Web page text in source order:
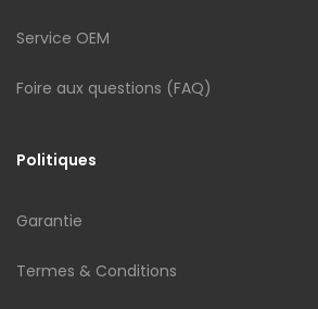
Service OEM
Foire aux questions (FAQ)
Politiques
Garantie
Termes & Conditions